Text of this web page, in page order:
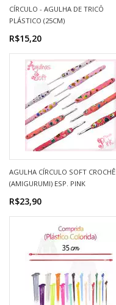
CÍRCULO - AGULHA DE TRICÔ
PLÁSTICO (25CM)
R$15,20
AGULHA CÍRCULO SOFT CROCHÊ
(AMIGURUMI) ESP. PINK
R$23,90